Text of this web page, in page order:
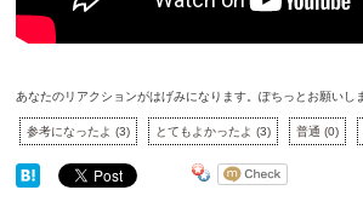
あなたのリアクションがはげみになります。ぽちっとお願いし
参考になったよ(3) とてもよかったよ(3) 普通(0)